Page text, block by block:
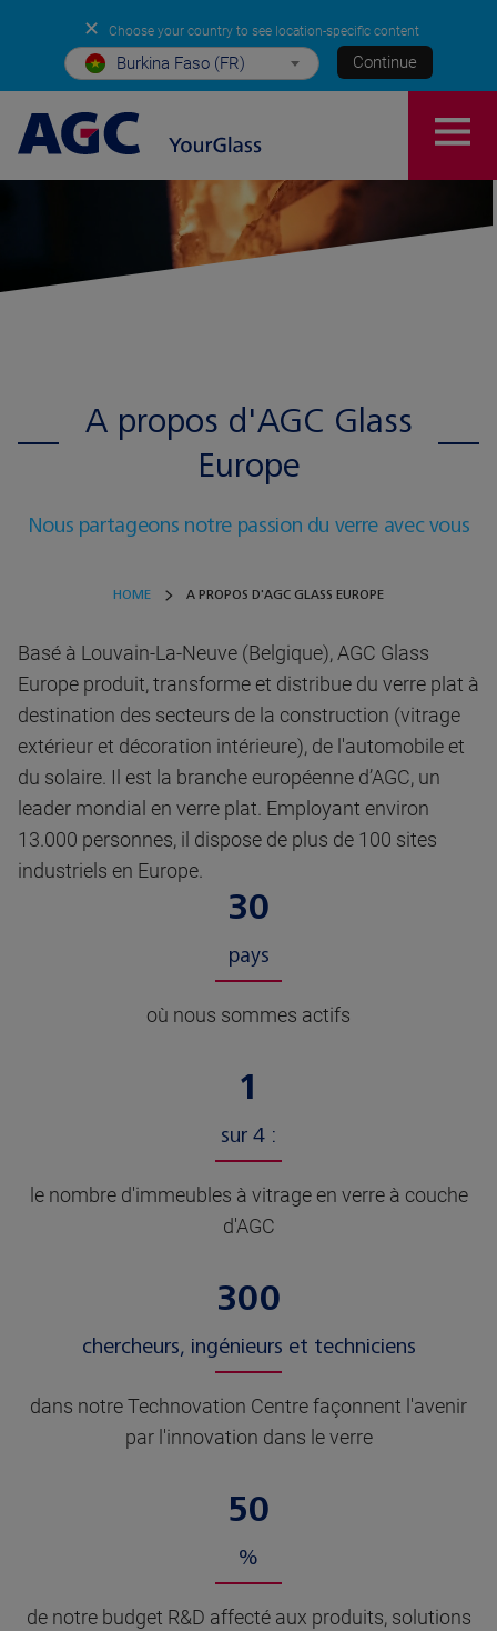
✕ Choose your country to see location-specific content
Burkina Faso (FR) Continue
A propos d'AGC Glass
Europe
Nous partageons notre passion du verre avec vous
HOME A PROPOS D'AGC GLASS EUROPE
Basé à Louvain-La-Neuve (Belgique), AGC Glass
Europe produit, transforme et distribue du verre plat à
destination des secteurs de la construction (vitrage
extérieur et décoration intérieure), de l'automobile et
du solaire. Il est la branche européenne d’AGC, un
leader mondial en verre plat. Employant environ
13.000 personnes, il dispose de plus de 100 sites
industriels en Europe.
30
pays
où nous sommes actifs
1
sur 4 :
le nombre d'immeubles à vitrage en verre à couche
d'AGC
300
chercheurs, ingénieurs et techniciens
dans notre Technovation Centre façonnent l'avenir
par l'innovation dans le verre
50
%
de notre budget R&D affecté aux produits, solutions